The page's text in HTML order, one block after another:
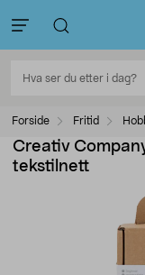
Forside Fritid
Creativ
tekstilnett